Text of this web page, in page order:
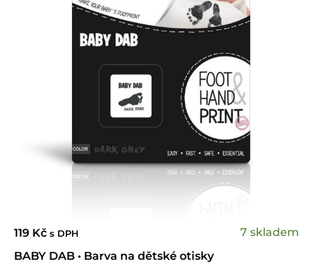
119 Kč s DPH
7 skladem
BABY DAB • Barva na dětské otisky